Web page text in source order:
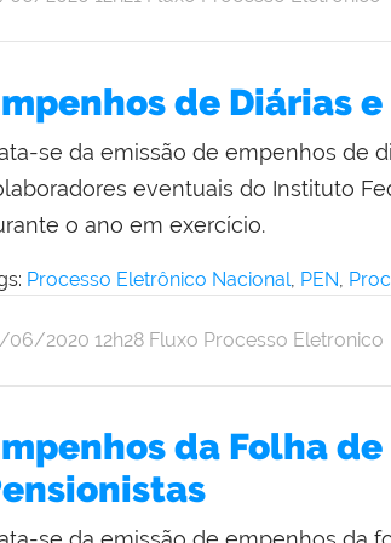
de Diárias
se da emissão de empenhos de
eventuais do Instituto
o ano em exercício.
Processo Eletrônico Nacional, PEN,
06/2020 12h28 Fluxo Processo Eletronico
da Folha